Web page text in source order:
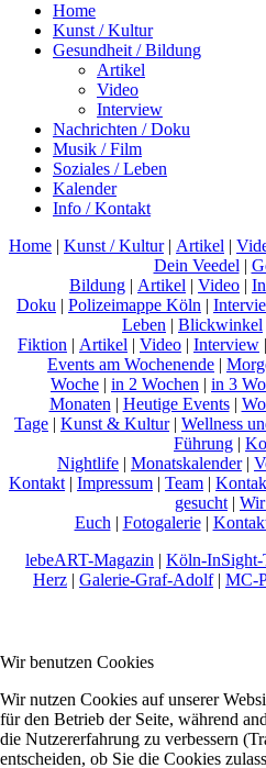
Home
Kunst / Kultur
Gesundheit / Bildung
Artikel
Video
Interview
Nachrichten / Doku
Musik / Film
Soziales / Leben
Kalender
Info / Kontakt
Home | Kunst / Kultur| Artikel |
Dein Veedel |
Bildung | Artikel | Video |
Doku | Polizeimappe Köln |
Leben | Blickwinkel
Fiktion | Artikel | Video | Interview |
Events am Wochenende |
Woche | in 2 Wochen | in 3
Monaten | Heutige Events|
Tage | Kunst & Kultur| Wellness
Führung |
Nightlife | Monatskalender|
Kontakt | Impressum | Team |
gesucht | Wir
Euch | Fotogalerie|
lebeART-Magazin | Köln-
Herz | Galerie-Graf-Adolf| MC-
Wir benutzen Cookies
Wir nutzen Cookies auf unserer
für den Betrieb der Seite, während
die Nutzererfahrung zu verbessern
entscheiden, ob Sie die Cookies